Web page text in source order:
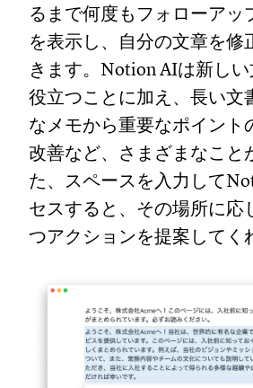
るまで何度もフォローアッ
を表示し、自分の文章を修
きます。Notion AIは新し
役立つことに加え、長い文
なメモから重要なポイント
改善など、さまざまなこと
た、スペースを入力して
セスすると、その場所に応
つアクションを提案してく